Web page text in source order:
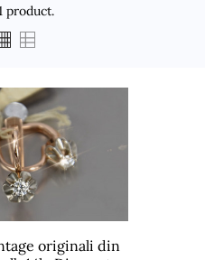
product.
originali din